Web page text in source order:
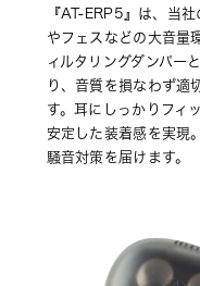
『AT-ERP5』は、当
やフェスなどの大音量
ィルタリングダンパー
り、音質を損なわず適
す。耳にしっかりフィ
安定した装着感を実現
騒音対策を届けます。